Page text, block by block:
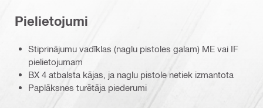
Pielietojumi
Stiprinājumu vadīklas (naglu pistoles galam) ME vai IF
pielietojumam
BX 4 atbalsta kājas, ja naglu pistole netiek izmantota
Paplāksnes turētāja piederumi